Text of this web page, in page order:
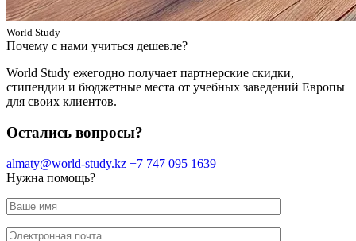
World Study
Почему с нами учиться дешевле?
World Study ежегодно получает партнерские скидки,
стипендии и бюджетные места от учебных заведений Европы
для своих клиентов.
Остались вопросы?
almaty@world-study.kz +7 747 095 1639
Нужна помощь?